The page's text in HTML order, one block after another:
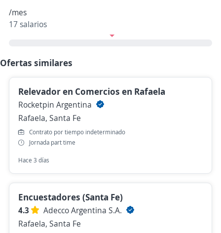
/mes
17 salarios
Ofertas similares
Relevador en Comercios en Rafaela
Rocketpin Argentina
Rafaela, Santa Fe
Contrato por tiempo indeterminado
Jornada part time
Hace 3 días
Encuestadores (Santa Fe)
4.3
Adecco Argentina S.A.
Rafaela, Santa Fe